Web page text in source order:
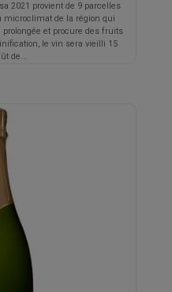
2021 provient de 9 parcelles
microclimat de la région qui
et procure des fruits
le vin sera vieilli 15
de...